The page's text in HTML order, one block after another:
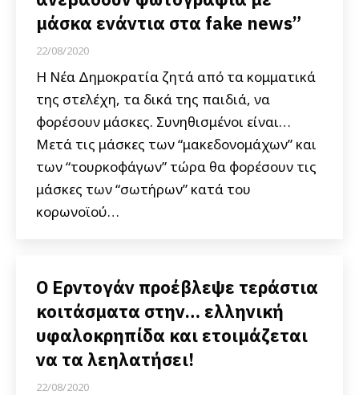
μάσκα ενάντια στα fake news”
22/08/2020
Η Νέα Δημοκρατία ζητά από τα κομματικά
της στελέχη, τα δικά της παιδιά, να
φορέσουν μάσκες. Συνηθισμένοι είναι…
Μετά τις μάσκες των “μακεδονομάχων” και
των “τουρκοφάγων” τώρα θα φορέσουν τις
μάσκες των “σωτήρων” κατά του
κορωνοϊού…
Ο Ερντογάν προέβλεψε τεράστια
κοιτάσματα στην… ελληνική
υφαλοκρηπίδα και ετοιμάζεται
να τα λεηλατήσει!
22/08/2020